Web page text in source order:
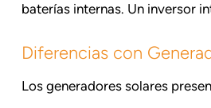
baterías internas. Un inversor
Diferencias con
Los generadores solares